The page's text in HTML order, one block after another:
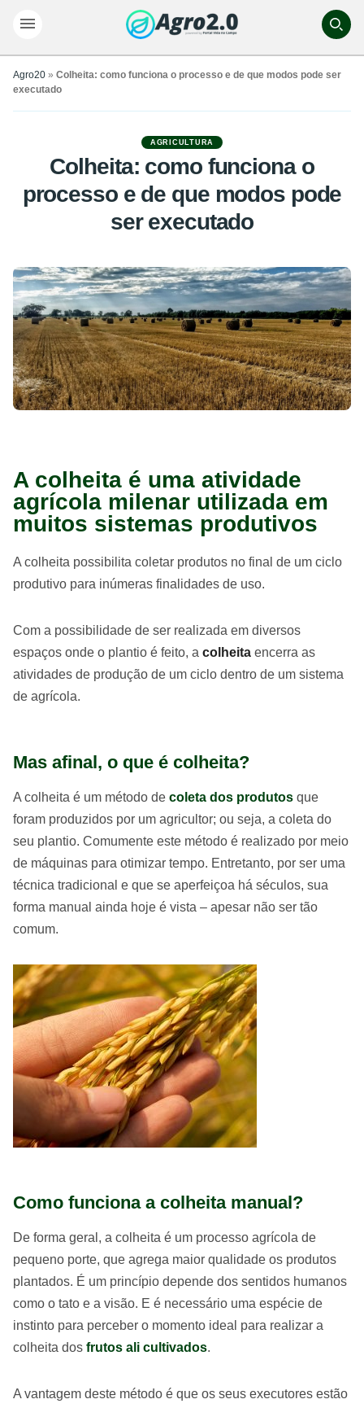
Agro20 » Colheita: como funciona o processo e de que modos pode ser
executado
AGRICULTURA
Colheita: como funciona o
processo e de que modos pode
ser executado
A colheita é uma atividade
agrícola milenar utilizada em
muitos sistemas produtivos
A colheita possibilita coletar produtos no final de um ciclo
produtivo para inúmeras finalidades de uso.
Com a possibilidade de ser realizada em diversos
espaços onde o plantio é feito, a colheita encerra as
atividades de produção de um ciclo dentro de um sistema
de agrícola.
Mas afinal, o que é colheita?
A colheita é um método de coleta dos produtos que
foram produzidos por um agricultor; ou seja, a coleta do
seu plantio. Comumente este método é realizado por meio
de máquinas para otimizar tempo. Entretanto, por ser uma
técnica tradicional e que se aperfeiçoa há séculos, sua
forma manual ainda hoje é vista – apesar não ser tão
comum.
Como funciona a colheita manual?
De forma geral, a colheita é um processo agrícola de
pequeno porte, que agrega maior qualidade os produtos
plantados. É um princípio depende dos sentidos humanos
como o tato e a visão. E é necessário uma espécie de
instinto para perceber o momento ideal para realizar a
colheita dos frutos ali cultivados.
A vantagem deste método é que os seus executores estão